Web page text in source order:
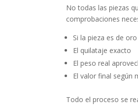
No todas las piezas
comprobaciones
Si la pieza es de
El quilataje exacto
El peso real
El valor final según
Todo el proceso se